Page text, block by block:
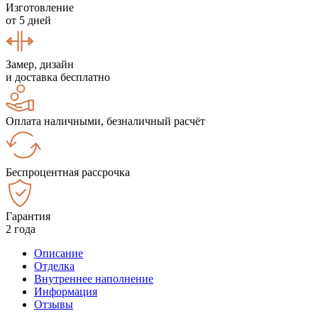
Изготовление
от 5 дней
Замер, дизайн
и доставка бесплатно
Оплата наличными, безналичный расчёт
Беспроцентная рассрочка
Гарантия
2 года
Описание
Отделка
Внутреннее наполнение
Информация
Отзывы